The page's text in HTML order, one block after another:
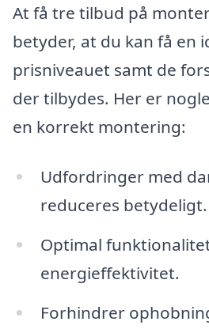
At få tre tilbud på
betyder, at du kan få en
prisniveauet samt de
der tilbydes. Her er
en korrekt montering:
Udfordringer med
reduceres betydeligt.
Optimal
energieffektivitet.
Forhindrer